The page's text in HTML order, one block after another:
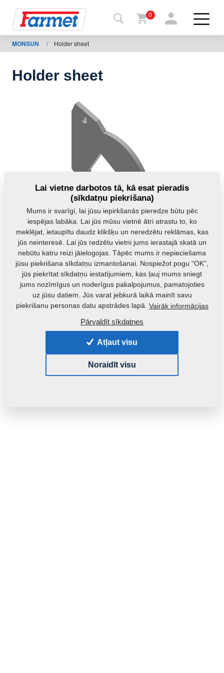
Atpakaļ
uz
0
MONSUN / Holder sheet
Holder sheet
Izstrādājuma kods: m81230104-235
Šo detaļu ir iespējams izmantot arī šādām iekārtām:
0,1600 Kg
Lai vietne darbotos tā, kā esat pieradis
(sīkdatņu piekrišana)
Mums ir svarīgi, lai jūsu iepirkšanās pieredze būtu pēc
iespējas labāka. Lai jūs mūsu vietnē ātri atrastu to, ko
meklējat, ietaupītu daudz klikšķu un neredzētu reklāmas, kas
jūs neinteresē. Lai jūs redzētu vietni jums ierastajā skatā un
nebūtu katru reizi jāielogojas. Tāpēc mums ir nepieciešama
jūsu piekrišana sīkdatņu izmantošanai. Nospiežot pogu “OK”,
jūs piekrītat sīkdatņu iestatījumiem, kas ļauj mums sniegt
jums nozīmīgus un noderīgus pakalpojumus, pamatojoties
uz jūsu datiem. Jūs varat jebkurā laikā mainīt savu
piekrišanu personas datu apstrādes lapā. Vairāk informācijas
Pārvaldīt sīkdatnes
Atļaut visu
Noraidīt visu